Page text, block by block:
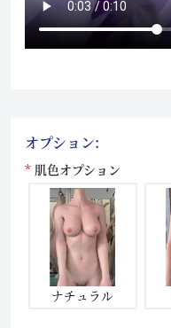
オプション:
肌色オプション
ナチュラル